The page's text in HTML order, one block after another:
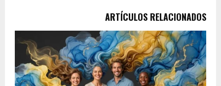
ARTÍCULOS RELACIONADOS